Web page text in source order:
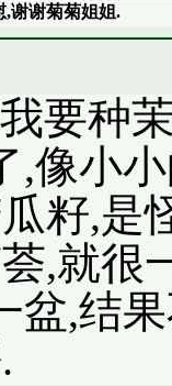
,谢谢菊菊姐姐.
要种
,像小
籽,是
,就很
盆,结